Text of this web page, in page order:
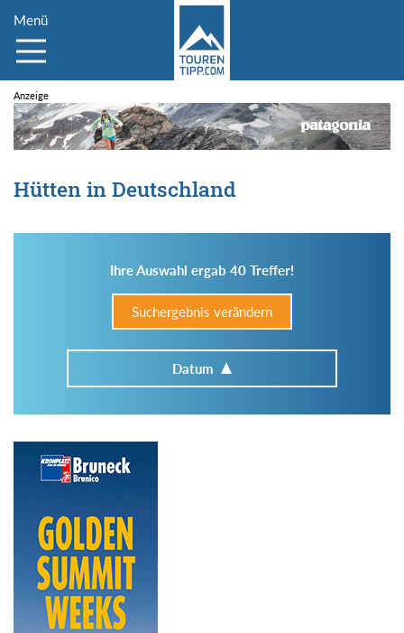
Menü
Hütten in Deutschland
Ihre Auswahl ergab 40 Treffer!
Suchergebnis verändern
Datum
Im Hüttenarchiv suchen
Land:
Region: